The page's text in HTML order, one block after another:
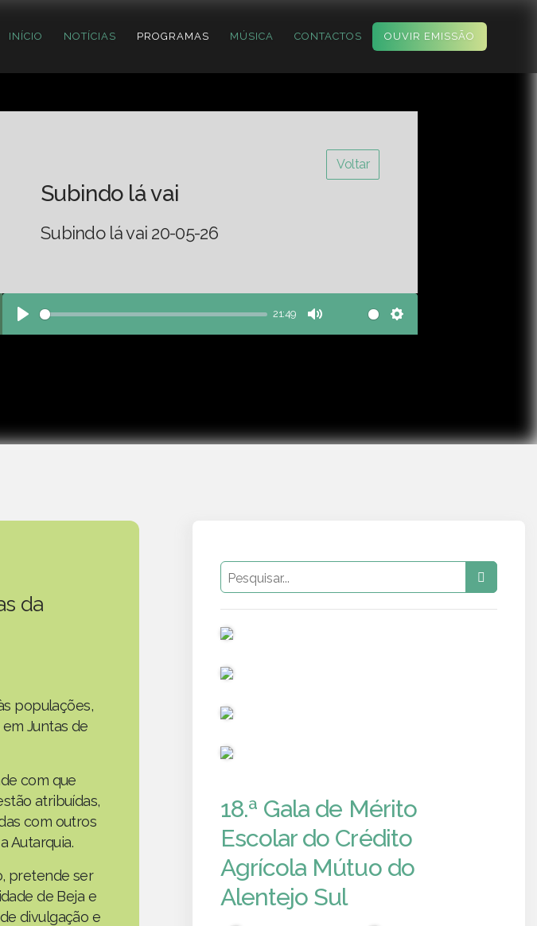
INÍCIO NOTÍCIAS PROGRAMAS MÚSICA CONTACTOS OUVIR EMISSÃO
Voltar
Subindo lá vai
Subindo lá vai 20-05-26
Play
21:49
Mute Settings
da
populações,
Juntas de
com que
atribuídas,
com outros
Autarquia.
pretende ser
de Beja e
divulgação e
18.ª Gala de Mérito
Escolar do Crédito
Agrícola Mútuo do
Alentejo Sul